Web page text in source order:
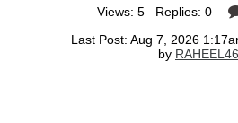
Views: 5 Replies: 0
Last Post: Aug 7, 2026
by